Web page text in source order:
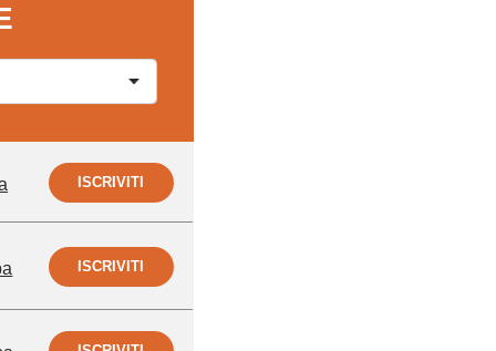
ISCRIVITI
ISCRIVITI